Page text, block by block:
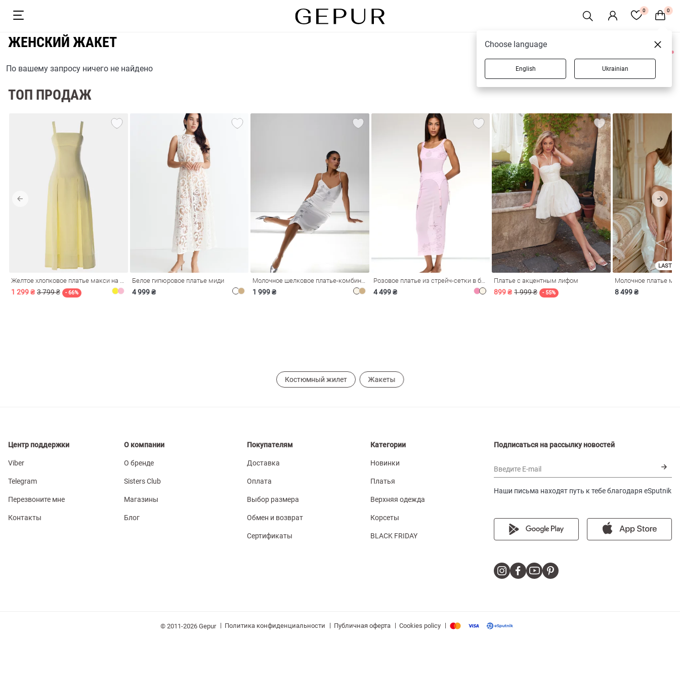
0 0
ЖЕНСКИЙ ЖАКЕТ
0 товаров
По вашему запросу ничего не найдено
ТОП ПРОДАЖ
1 299 ₴ 3 799 ₴ - 66%
Белое гипюровое платье миди
4 999 ₴ 1 999 ₴
Розовое платье из стрейч-сетки в бельевом стиле
4 499 ₴
Платье с акцентным лифом
899 ₴ 1 999 ₴ - 55%
LAST
8 499 ₴
Костюмный жилет Жакеты
Центр поддержки
Viber
Telegram
Перезвоните мне
Контакты
О компании
О бренде
Sisters Club
Магазины
Блог
Покупателям
Доставка
Оплата
Выбор размера
Обмен и возврат
Сертификаты
Категории
Новинки
Платья
Верхняя одежда
Корсеты
BLACK FRIDAY
Подписаться на рассылку новостей
Введите E-mail
Наши письма находят путь к тебе благодаря eSputnik
© 2011-2026 Gepur | Политика конфиденциальности | Публичная оферта | Cookies policy |
Choose language
English Ukrainian